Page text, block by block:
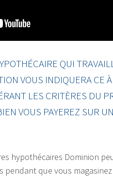
QUI
VOUS INDIQUERA CE
LES CRITÈRES DU
VOUS PAYEREZ SUR
hypothécaires Dominion
pendant que vous